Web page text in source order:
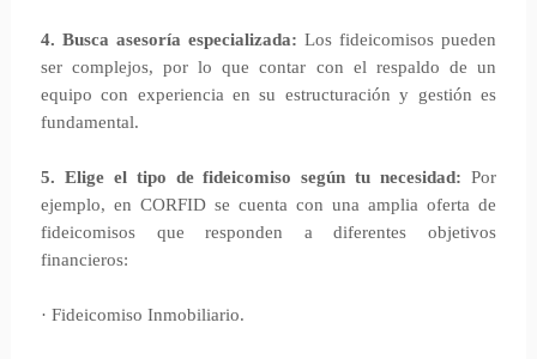
4. Busca asesoría especializada: Los fideicomisos pueden
ser complejos, por lo que contar con el respaldo de un
equipo con experiencia en su estructuración y gestión es
fundamental.
5. Elige el tipo de fideicomiso según tu necesidad: Por
ejemplo, en CORFID se cuenta con una amplia oferta de
fideicomisos que responden a diferentes objetivos
financieros:
· Fideicomiso Inmobiliario.